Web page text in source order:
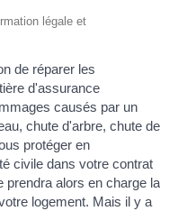
légale et
de réparer les
d'assurance
causés par un
chute d'arbre, chute de
protéger en
civile dans votre contrat
prendra alors en charge la
logement. Mais il y a